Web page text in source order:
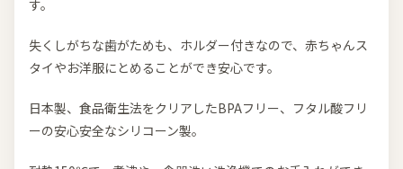
す。
失くしがちな歯がためも、ホルダー付きなので、赤ちゃんス
タイやお洋服にとめることができ安心です。
日本製、食品衛生法をクリアしたBPAフリー、フタル酸フリ
ーの安心安全なシリコーン製。